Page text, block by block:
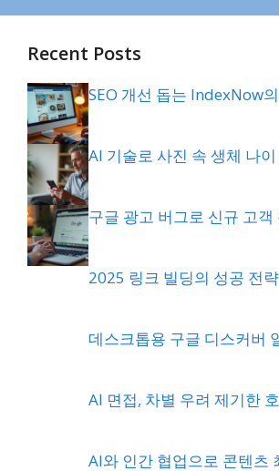
Recent Posts
SEO 개선 돕는 IndexNow
AI 기술로 사진 속 생체 나이
구글 광고 버그로 신규 고객
2025 링크 빌딩의 성공 전
데스크톱용 구글 디스커버
AI 면접, 차별 우려 제기한
AI와 인간 협업으로 콘텐츠